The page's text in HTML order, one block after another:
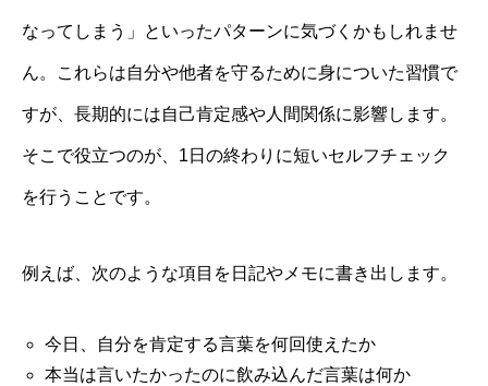
なってしまう」といったパターンに気づくかもしれませ
ん。これらは自分や他者を守るために身についた習慣で
すが、長期的には自己肯定感や人間関係に影響します。
そこで役立つのが、1日の終わりに短いセルフチェック
を行うことです。
例えば、次のような項目を日記やメモに書き出します。
今日、自分を肯定する言葉を何回使えたか
本当は言いたかったのに飲み込んだ言葉は何か